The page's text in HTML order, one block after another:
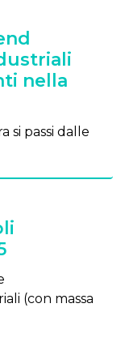
nella
si passi dalle
(con massa